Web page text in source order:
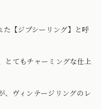
【ジプシーリング】と呼
とてもチャーミングな仕上
、ヴィンテージリングのレ